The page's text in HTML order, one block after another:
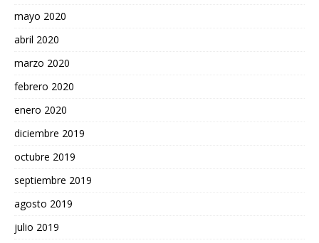
mayo 2020
abril 2020
marzo 2020
febrero 2020
enero 2020
diciembre 2019
octubre 2019
septiembre 2019
agosto 2019
julio 2019